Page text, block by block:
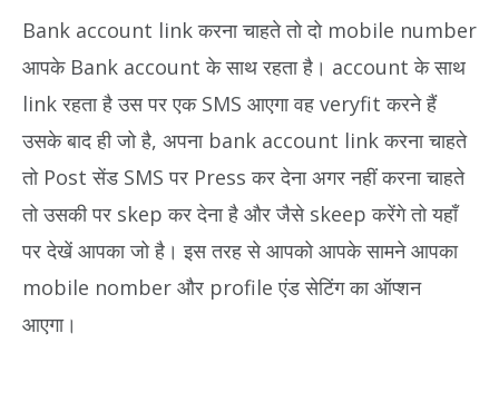
Bank account link करना चाहते तो दो mobile number
आपके Bank account के साथ रहता है। account के साथ
link रहता है उस पर एक SMS आएगा वह veryfit करने हैं
उसके बाद ही जो है, अपना bank account link करना चाहते
तो Post सेंड SMS पर Press कर देना अगर नहीं करना चाहते
तो उसकी पर skep कर देना है और जैसे skeep करेंगे तो यहाँ
पर देखें आपका जो है। इस तरह से आपको आपके सामने आपका
mobile nomber और profile एंड सेटिंग का ऑप्शन
आएगा।